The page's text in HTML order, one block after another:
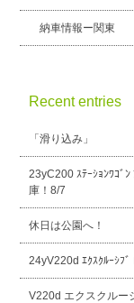
納車情報ー関東
Recent entries
「滑り込み」
23yC200 ｽﾃｰｼｮﾝﾜｺﾞ
庫！8/7
休日は公園へ！
24yV220d ｴｸｽｸﾙｰｼﾌ
V220d エクスクルー